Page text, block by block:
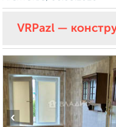
VRPazl —
‹